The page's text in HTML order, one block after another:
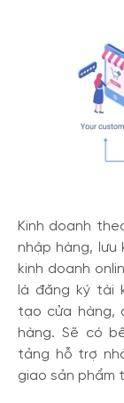
Kinh doanh
nhập hàng, lưu
kinh doanh
là đăng ký tài
tạo cửa hàng,
hàng. Sẽ có
tảng hỗ trợ
giao sản phẩm